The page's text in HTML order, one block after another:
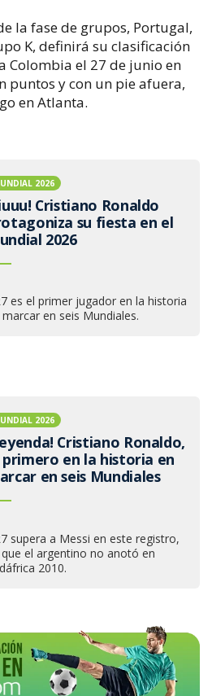
la fase de grupos, Portugal,
K, definirá su clasificación
Colombia el 27 de junio en
puntos y con un pie afuera,
en Atlanta.
2026
Cristiano Ronaldo
su fiesta en el
2026
es el primer jugador en la historia
en seis Mundiales.
2026
Cristiano Ronaldo,
primero en la historia en
en seis Mundiales
supera a Messi en este registro,
el argentino no anotó en
2010.